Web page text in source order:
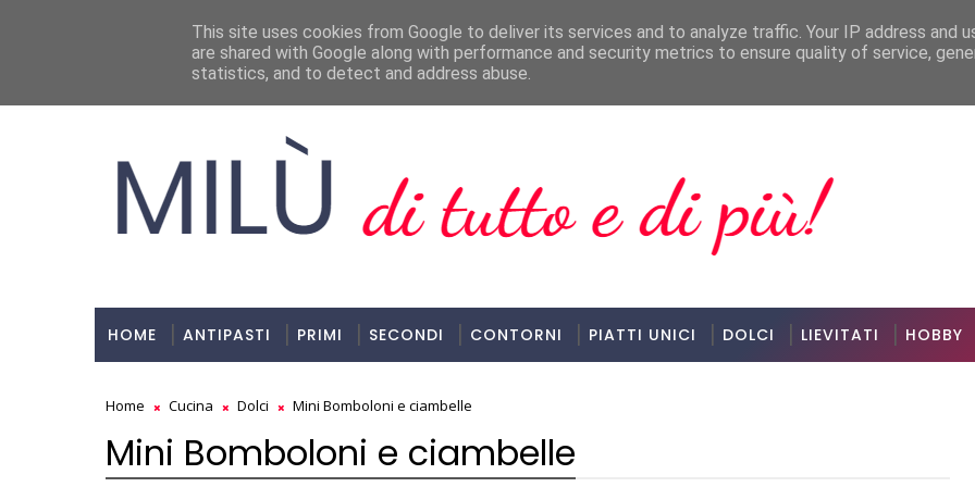
Milù, Di Tutto E Di Più!
ULTIMI POST
HOME ANTIPASTI PRIMI SECONDI CONTORNI PIATTI UNICI DOLCI LIEVITATI HOBBY
Home Cucina Dolci Mini Bomboloni e ciambelle
Mini Bomboloni e ciambelle
This site uses cookies from Google to deliver its services and to analyze traffic. Your IP address and
are shared with Google along with performance and security metrics to ensure quality of service,
statistics, and to detect and address abuse.